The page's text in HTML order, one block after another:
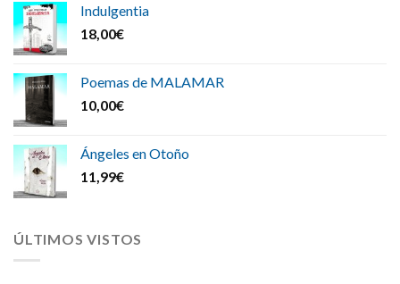
Indulgentia
18,00€
Poemas de MALAMAR
10,00€
Ángeles en Otoño
11,99€
ÚLTIMOS VISTOS